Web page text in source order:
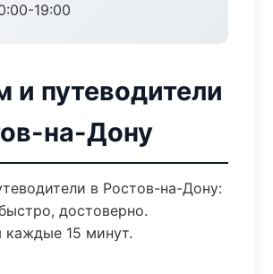
19:00
и путеводители
на-Дону
в Ростов-на-Дону:
достоверно.
каждые 15 минут.